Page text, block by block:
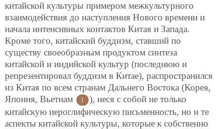
китайской культуры примером межкультурного
взаимодействия до наступления Нового времени и
начала интенсивных контактов Китая и Запада.
Кроме того, китайский буддизм, ставший по
существу своеобразным продуктом синтеза
китайской и индийской культур (последнюю и
репрезентировал буддизм в Китае), распространился
из Китая по всем странам Дальнего Востока (Корея,
Япония, Вьетнам
1
), неся с собой не только
китайскую иероглифическую письменность, но и те
аспекты китайской культуры, которые к собственно